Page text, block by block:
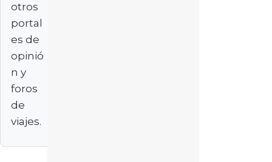
otros
portal
es de
opinió
n y
foros
de
viajes.